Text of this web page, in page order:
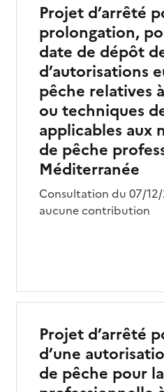
Projet d’arrêté
prolongation,
date de dépôt
d’autorisations
pêche relatives
ou techniques
applicables aux
de pêche
Méditerranée
Consultation du 07/
aucune contribution
Projet d’arrêté
d’une
de pêche pour